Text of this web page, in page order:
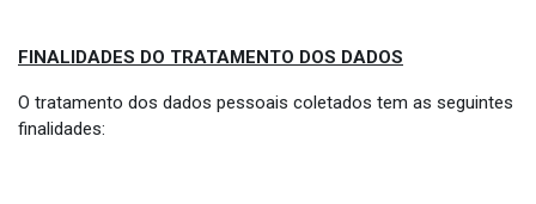
FINALIDADES DO TRATAMENTO DOS DADOS
O tratamento dos dados pessoais coletados tem as seguintes
finalidades: